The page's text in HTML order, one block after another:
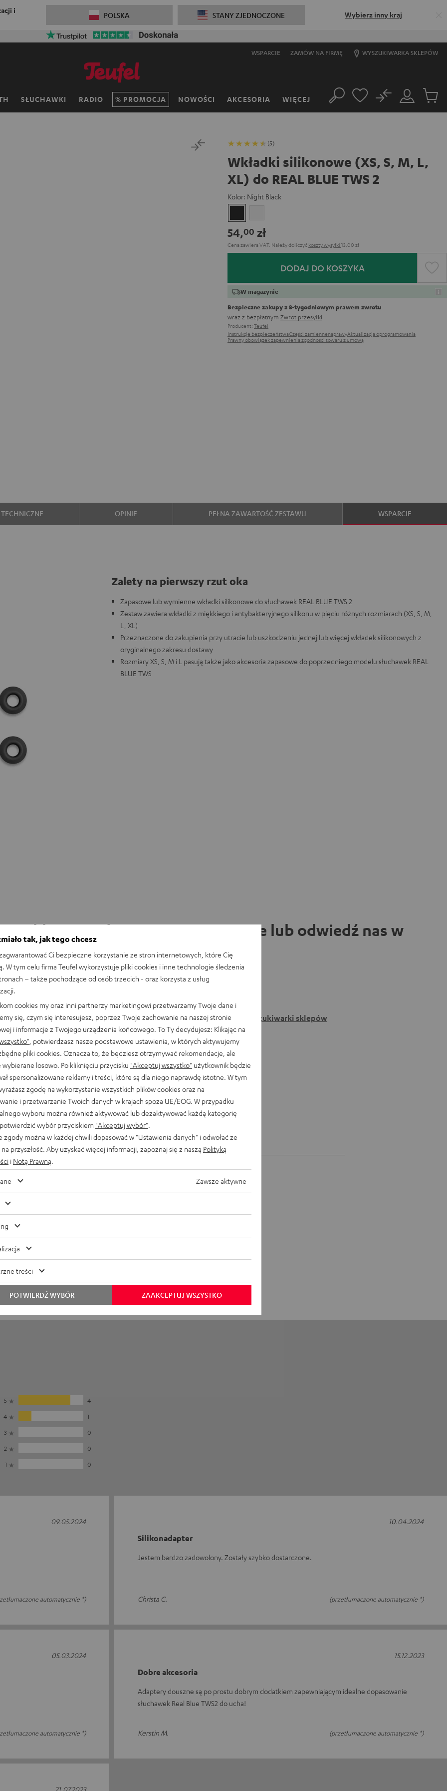
i
POLSKA STANY ZJEDNOCZONE Wybierz inny kraj
WSPARCIE ZAMÓW NA FIRMĘ WYSZUKIWARKA SKLEPÓW
SŁUCHAWKI RADIO PROMOCJA NOWOŚCI AKCESORIA WIĘCEJ Szukaj
Moje
konto
No
(5)
Wkładki silikonowe (XS, S, M, L,
XL) do REAL BLUE TWS 2
Kolor: Night Black
Black
54,00 zł
Cena zawiera VAT. Należy doliczyć koszty wysyłki 13,00 zł
DODAJ DO KOSZYKA
W magazynie
Bezpieczne zakupy z 8‑tygodniowym prawem zwrotu
wraz z bezpłatnym Zwrot przesyłki
Producent: Teufel
Instrukcje bezpieczeństwaCzęści zamiennenaprawyAktualizacja oprogramowania
Prawny obowiązek zapewnienia zgodności towaru z umową
OPINIE PEŁNA ZAWARTOŚĆ ZESTAWU WSPARCIE
Zalety na pierwszy rzut oka
Zapasowe lub wymienne wkładki silikonowe do słuchawek REAL BLUE TWS 2
Zestaw zawiera wkładki z miękkiego i antybakteryjnego silikonu w pięciu różnych rozmiarach (XS, S, M,
L, XL)
Przeznaczone do zakupienia przy utracie lub uszkodzeniu jednej lub więcej wkładek silikonowych z
oryginalnego zakresu dostawy
Rozmiary XS, S, M i L pasują także jako akcesoria zapasowe do poprzedniego modelu słuchawek REAL
BLUE TWS
w sklepie Audiomagic w Warszawie lub odwiedź nas w
Gęsia skórka gwarantowana! Zajrzyj do sklepu
produkty na własnych uszach! Czy to
kompaktowe słuchawki, czy systemy dźwiękowe
5.1 – pracownicy sklepu służą Ci pomocą i fachową
radą. Umów się na wizytę w sklepie z doradcami i
odkryj dźwięk Teufel na żywo.
Do wyszukiwarki sklepów
silikonowe (XS, S, M, L, XL) do REAL BLUE TWS 2
5
4
4
1
3
0
2
0
1
0
automatycznie *)
09.05.2024
Silikonadapter
Jestem bardzo zadowolony. Zostały szybko dostarczone.
Christa C. (przetłumaczone automatycznie *)
10.04.2024
automatycznie *)
05.03.2024
Dobre akcesoria
Adaptery douszne są po prostu dobrym dodatkiem zapewniającym idealne dopasowanie
słuchawek Real Blue TWS2 do ucha!
Kerstin M. (przetłumaczone automatycznie *)
15.12.2023
21.07.2023
tak, jak tego chcesz
Ci bezpieczne korzystanie ze stron internetowych, które Cię
W tym celu firma Teufel wykorzystuje pliki cookies i inne technologie śledzenia
– także pochodzące od osób trzecich - oraz korzysta z usług
cookies my oraz inni partnerzy marketingowi przetwarzamy Twoje dane i
się, czym się interesujesz, poprzez Twoje zachowanie na naszej stronie
i informacje z Twojego urządzenia końcowego. To Ty decydujesz: Klikając na
, potwierdzasz nasze podstawowe ustawienia, w których aktywujemy
pliki cookies. Oznacza to, że będziesz otrzymywać rekomendacje, ale
wybierane losowo. Po kliknięciu przycisku "Akceptuj wszystko" użytkownik będzie
spersonalizowane reklamy i treści, które są dla niego naprawdę istotne. W tym
zgodę na wykorzystanie wszystkich plików cookies oraz na
i przetwarzanie Twoich danych w krajach spoza UE/EOG. W przypadku
wyboru można również aktywować lub dezaktywować każdą kategorię
wybór przyciskiem "Akceptuj wybór"
zgody można w każdej chwili dopasować w "Ustawienia danych" i odwołać ze
przyszłość. Aby uzyskać więcej informacji, zapoznaj się z naszą Polityką
i Notą Prawną
Zawsze aktywne
treści
ZAAKCEPTUJ WSZYSTKO
POTWIERDŹ WYBÓR